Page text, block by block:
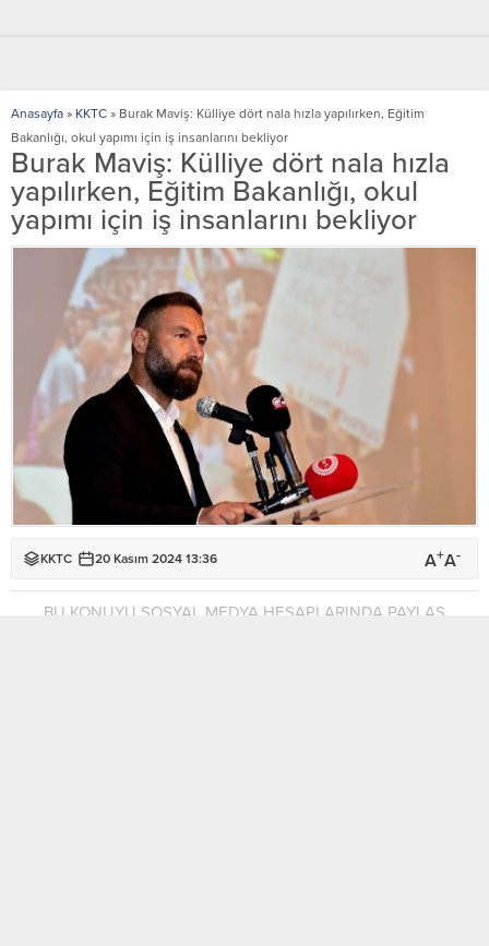
Anasayfa » KKTC » Burak Maviş: Külliye dört nala hızla yapılırken, Eğitim
Bakanlığı, okul yapımı için iş insanlarını bekliyor
Burak Maviş: Külliye dört nala hızla
yapılırken, Eğitim Bakanlığı, okul
yapımı için iş insanlarını bekliyor
KKTC 20 Kasım 2024 13:36 A+A-
BU KONUYU SOSYAL MEDYA HESAPLARINDA PAYLAŞ